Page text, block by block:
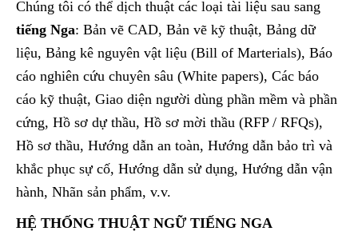
Chúng tôi có thể dịch thuật các loại tài liệu sau sang
tiếng Nga: Bản vẽ CAD, Bản vẽ kỹ thuật, Bảng dữ
liệu, Bảng kê nguyên vật liệu (Bill of Marterials), Báo
cáo nghiên cứu chuyên sâu (White papers), Các báo
cáo kỹ thuật, Giao diện người dùng phần mềm và phần
cứng, Hồ sơ dự thầu, Hồ sơ mời thầu (RFP / RFQs),
Hồ sơ thầu, Hướng dẫn an toàn, Hướng dẫn bảo trì và
khắc phục sự cố, Hướng dẫn sử dụng, Hướng dẫn vận
hành, Nhãn sản phẩm, v.v.
HỆ THỐNG THUẬT NGỮ TIẾNG NGA